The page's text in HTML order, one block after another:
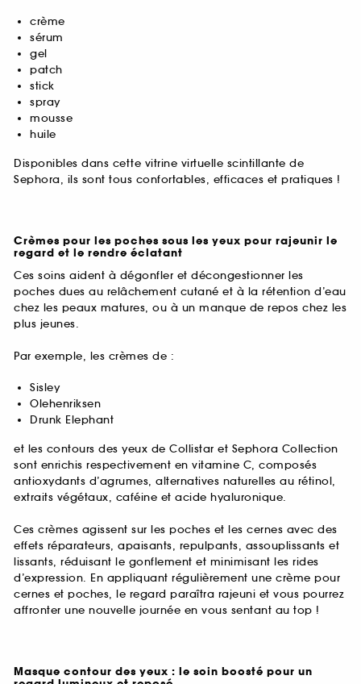
crème
sérum
gel
patch
stick
spray
mousse
huile
Disponibles dans cette vitrine virtuelle scintillante de
Sephora, ils sont tous confortables, efficaces et pratiques !
Crèmes pour les poches sous les yeux pour rajeunir le
regard et le rendre éclatant
Ces soins aident à dégonfler et décongestionner les
poches dues au relâchement cutané et à la rétention d’eau
chez les peaux matures, ou à un manque de repos chez les
plus jeunes.
Par exemple, les crèmes de :
Sisley
Olehenriksen
Drunk Elephant
et les contours des yeux de Collistar et Sephora Collection
sont enrichis respectivement en vitamine C, composés
antioxydants d’agrumes, alternatives naturelles au rétinol,
extraits végétaux, caféine et acide hyaluronique.
Ces crèmes agissent sur les poches et les cernes avec des
effets réparateurs, apaisants, repulpants, assouplissants et
lissants, réduisant le gonflement et minimisant les rides
d’expression. En appliquant régulièrement une crème pour
cernes et poches, le regard paraîtra rajeuni et vous pourrez
affronter une nouvelle journée en vous sentant au top !
Masque contour des yeux : le soin boosté pour un